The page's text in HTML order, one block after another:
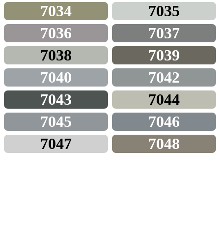
7034
7035
7036
7037
7038
7039
7040
7042
7043
7044
7045
7046
7047
7048